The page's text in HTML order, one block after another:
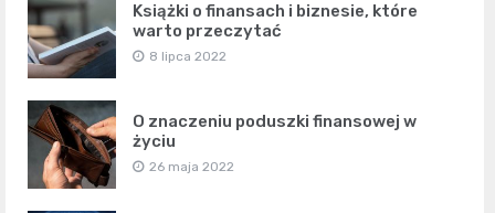
Książki o finansach i biznesie, które
warto przeczytać
8 lipca 2022
O znaczeniu poduszki finansowej w
życiu
26 maja 2022